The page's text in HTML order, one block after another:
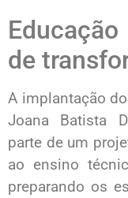
de
A implantação
Joana Batista
parte de um
ao ensino
preparando os